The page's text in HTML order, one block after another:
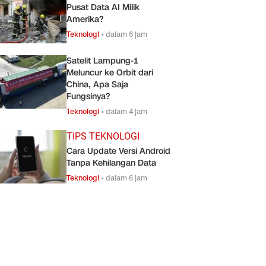
Pusat Data AI Milik
Amerika?
Teknologi •dalam 6 jam
Satelit Lampung-1
Meluncur ke Orbit dari
China, Apa Saja
Fungsinya?
Teknologi •dalam 4 jam
TIPS TEKNOLOGI
Cara Update Versi Android
Tanpa Kehilangan Data
Teknologi •dalam 6 jam